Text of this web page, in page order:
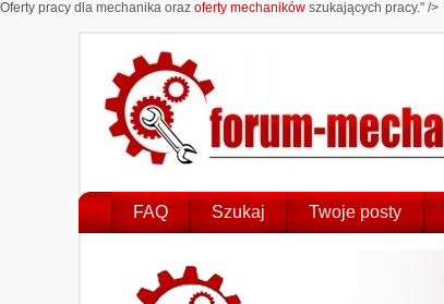
Oferty pracy dla mechanika oraz oferty mechaników szukających pracy." />
FAQ Szukaj Twoje posty